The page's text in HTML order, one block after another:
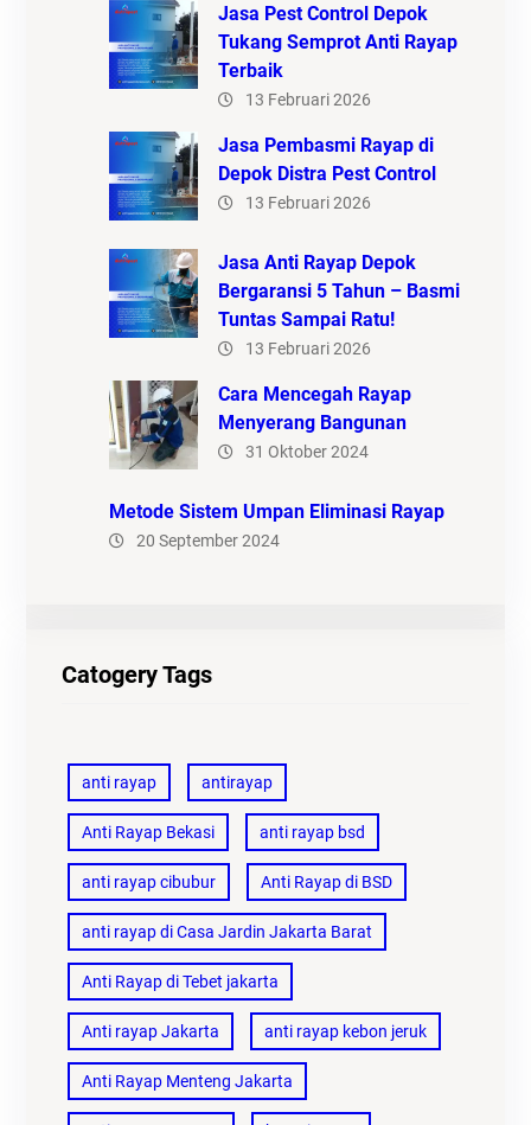
Jasa Pest Control Depok
Tukang Semprot Anti Rayap
Terbaik
13 Februari 2026
Jasa Pembasmi Rayap di
Depok Distra Pest Control
13 Februari 2026
Jasa Anti Rayap Depok
Bergaransi 5 Tahun – Basmi
Tuntas Sampai Ratu!
13 Februari 2026
Cara Mencegah Rayap
Menyerang Bangunan
31 Oktober 2024
Metode Sistem Umpan Eliminasi Rayap
20 September 2024
Catogery Tags
anti rayap antirayap
Anti Rayap Bekasi anti rayap bsd
anti rayap cibubur Anti Rayap di BSD
anti rayap di Casa Jardin Jakarta Barat
Anti Rayap di Tebet jakarta
Anti rayap Jakarta anti rayap kebon jeruk
Anti Rayap Menteng Jakarta